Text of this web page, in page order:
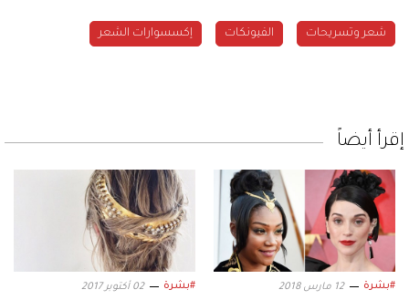
شعر وتسريحات الفيونكات إكسسوارات الشعر
إقرأ أيضاً
#بشرة 12 مارس 2018 #بشرة 02 أكتوبر 2017